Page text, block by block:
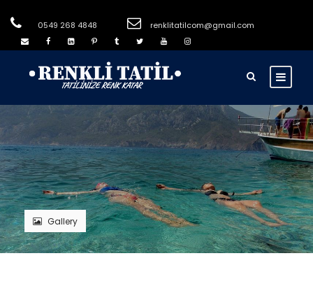
0549 268 4848 renklitatilcom@gmail.com
Gallery